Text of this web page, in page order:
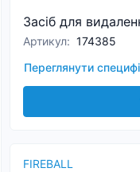
Засіб для
Артикул: 174385
Переглянути
FIREBALL